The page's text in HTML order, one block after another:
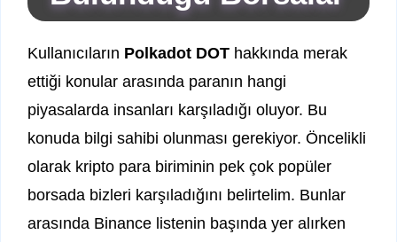
Kullanıcıların Polkadot DOT hakkında merak
ettiği konular arasında paranın hangi
piyasalarda insanları karşıladığı oluyor. Bu
konuda bilgi sahibi olunması gerekiyor. Öncelikli
olarak kripto para biriminin pek çok popüler
borsada bizleri karşıladığını belirtelim. Bunlar
arasında Binance listenin başında yer alırken